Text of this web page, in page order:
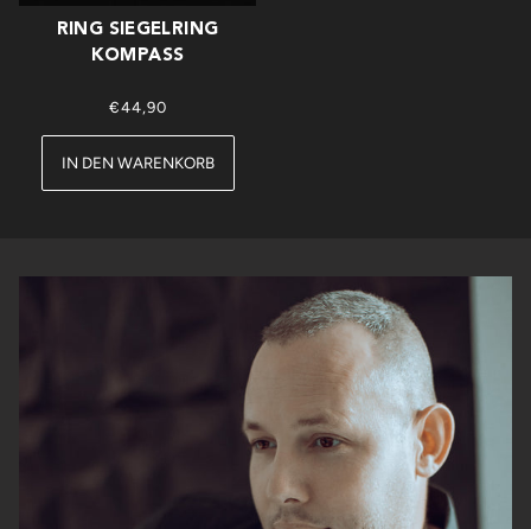
RING SIEGELRING
KOMPASS
€44,90
IN DEN WARENKORB